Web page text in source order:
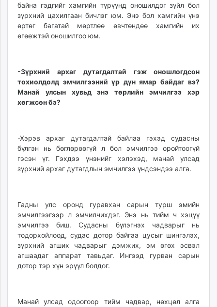
байна гэдгийг хамгийн түрүүнд оношилдог зүйл бол
зүрхний цахилгаан бичлэг юм. Энэ бол хамгийн үнэ
өртөг багатай мөртлөө өвчтөндөө хамгийн их
өгөөжтэй оношилгоо юм.
-Зүрхний архаг дутагдалтай гэж оношлогдсон
тохиолдолд эмчилгээний үр дүн ямар байдаг вэ?
Манай улсын хувьд энэ төрлийн эмчилгээ хэр
хөгжсөн бэ?
-Хэрэв архаг дутагдалтай байлаа гэхэд судасны
бүлгэн нь бөглөрөөгүй л бол эмчилгээ оройтоогүй
гэсэн үг. Гэхдээ үнэнийг хэлэхэд, манай улсад
зүрхний архаг дутагдлын эмчилгээ үндсэндээ алга.
Гадны улс оронд гуравхан сарын турш эмийн
эмчилгээгээр л эмчилчихдэг. Энэ нь тийм ч хэцүү
эмчилгээ биш. Судасны бүлэгнэх чадварыг нь
тодорхойлоод, судас дотор байгаа цусыг шингэлэх,
зүрхний агших чадварыг дэмжих, эм өгөх эсвэл
агшаадаг аппарат тавьдаг. Ингээд гурван сарын
дотор тэр хүн эрүүл болдог.
Манай улсад одоогоор тийм чадвар, нөхцөл алга